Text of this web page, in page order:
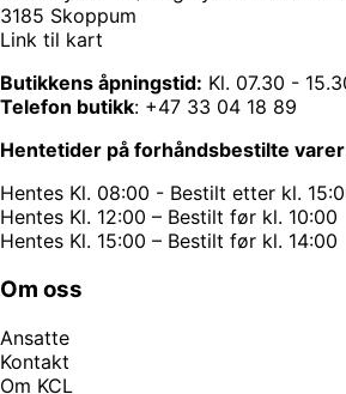
3185 Skoppum
Link til kart
Butikkens åpningstid: Kl. 07.30 -
Telefon butikk: +47 33 04 18 89
Hentetider på forhåndsbestilte
Hentes Kl. 08:00 - Bestilt etter kl.
Hentes Kl. 12:00 – Bestilt før kl. 10:00
Hentes Kl. 15:00 – Bestilt før kl. 14:00
Om oss
Ansatte
Kontakt
Om KCL